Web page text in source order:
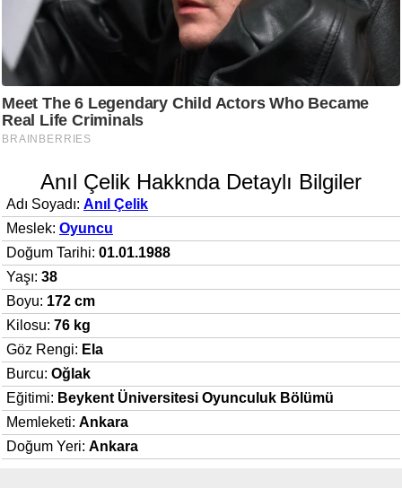
Anıl Çelik Hakknda Detaylı Bilgiler
Adı Soyadı: Anıl Çelik
Meslek: Oyuncu
Doğum Tarihi: 01.01.1988
Yaşı: 38
Boyu: 172 cm
Kilosu: 76 kg
Göz Rengi: Ela
Burcu: Oğlak
Eğitimi: Beykent Üniversitesi Oyunculuk Bölümü
Memleketi: Ankara
Doğum Yeri: Ankara